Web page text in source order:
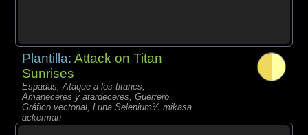
Plantilla:Attack on Titan
Sunrises
Espadas, Ataque a los titanes,
Amaneceres y atardeceres, Guerrero,
Gráfico vectorial, Luna Selenium% mikasa
ackerman